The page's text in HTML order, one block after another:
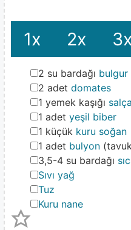
1x 2x 3x
▢
2 su bardağı bulgur
▢
2 adet domates
▢
1 yemek kaşığı salça
▢
1 adet yeşil biber
▢
1 küçük kuru soğan
▢
1 adet bulyon
▢
3,5-4 su bardağı
▢
Sıvı yağ
▢
Tuz
▢
Kuru nane